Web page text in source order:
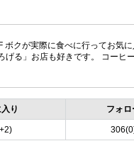
クが実際に食べに行ってお気
る」お店も好きです。 コーヒ
り フォロ